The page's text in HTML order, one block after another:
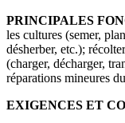
PRINCIPALES
les cultures (semer,
désherber, etc.);
(charger, décharger,
réparations mineures
EXIGENCES ET